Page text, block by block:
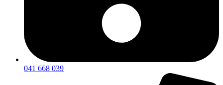
041 668 039